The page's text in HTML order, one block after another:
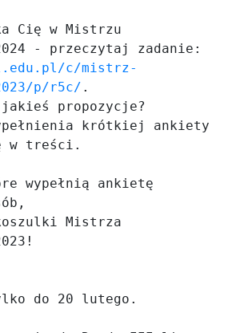
Cię w Mistrzu
c/mistrz-
p/r5c/ .
jakieś propozycje?
krótkiej ankiety
w treści.
wypełnią ankietę
Mistrza
do 20 lutego.